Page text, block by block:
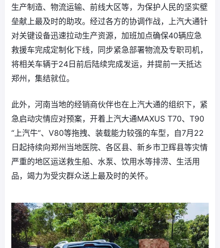
生产制造、物流运输、前线大区等，为保护人民的坚实壁
垒献上最及时的助攻。经过各方的协调作战，上汽大通针
对关键设备迅速拉动生产资源，加班加点确保40辆应急
救援车完成定制化下线，同步紧急部署物流及专职司机，
将相关车辆于24日前后陆续完成发运，并提前一天抵达
郑州，集结就位。
此外，河南当地的经销商伙伴也在上汽大通的组织下，紧
急启动灾情应对预案，开着上汽大通MAXUS T70、T90
“上汽牛”、V80等拖拽、装载能力较强的车型，自7月22
日起持续向郑州当地医院、各区县、新乡市卫辉县等灾情
严重的地区运送救生船、水泵、饮用水等排涝、生活用
品，竭力为受灾群众送上最及时的关怀。